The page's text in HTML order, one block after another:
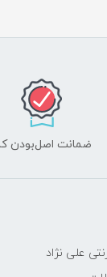
ضمانت اصل‌بودن
علی نژاد